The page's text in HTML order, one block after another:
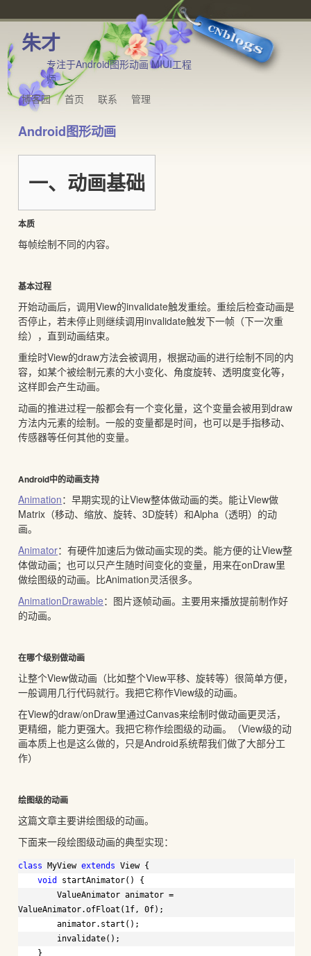
朱才
专注于Android图形动画 MIUI工程
师
博客园
首页 联系 管理
Android图形动画
一、动画基础
本质
每帧绘制不同的内容。
基本过程
开始动画后，调用View的invalidate触发重绘。重绘后检查动画是
否停止，若未停止则继续调用invalidate触发下一帧（下一次重
绘），直到动画结束。
重绘时View的draw方法会被调用，根据动画的进行绘制不同的内
容，如某个被绘制元素的大小变化、角度旋转、透明度变化等，
这样即会产生动画。
动画的推进过程一般都会有一个变化量，这个变量会被用到draw
方法内元素的绘制。一般的变量都是时间，也可以是手指移动、
传感器等任何其他的变量。
Android中的动画支持
Animation：早期实现的让View整体做动画的类。能让View做
Matrix（移动、缩放、旋转、3D旋转）和Alpha（透明）的动
画。
Animator：有硬件加速后为做动画实现的类。能方便的让View整
体做动画；也可以只产生随时间变化的变量，用来在onDraw里
做绘图级的动画。比Animation灵活很多。
AnimationDrawable：图片逐帧动画。主要用来播放提前制作好
的动画。
在哪个级别做动画
让整个View做动画（比如整个View平移、旋转等）很简单方便，
一般调用几行代码就行。我把它称作View级的动画。
在View的draw/onDraw里通过Canvas来绘制时做动画更灵活，
更精细，能力更强大。我把它称作绘图级的动画。（View级的动
画本质上也是这么做的，只是Android系统帮我们做了大部分工
作）
绘图级的动画
这篇文章主要讲绘图级的动画。
下面来一段绘图级动画的典型实现：
class MyView extends View {
void
startAnimator() {
ValueAnimator animator =
ValueAnimator.ofFloat(1f, 0f);
animator.start();
invalidate();
}